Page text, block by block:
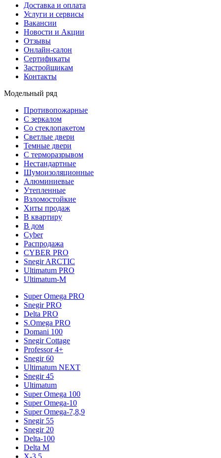
Доставка и оплата
Услуги и сервисы
Вакансии
Новости и Акции
Отзывы
Онлайн-салон
Сертификаты
Застройщикам
Контакты
Модельный ряд
Противопожарные
С зеркалом
Со стеклопакетом
Светлые двери
Темные двери
С терморазрывом
Нестандартные
Шумоизоляционные
Алюминиевые
Утепленные
Взломостойкие
Хиты продаж
В квартиру
В дом
Cyber
Распродажа
CYBER PRO
Snegir ARCTIC
Ultimatum PRO
Ultimatum-M
Super Omega PRO
Snegir PRO
Delta PRO
S.Omega PRO
Domani 100
Snegir Cottage
Professor 4+
Snegir 60
Ultimatum NEXT
Snegir 45
Ultimatum
Super Omega 100
Super Omega-10
Super Omega-7,8,9
Snegir 55
Snegir 20
Delta-100
Delta M
X-3,5